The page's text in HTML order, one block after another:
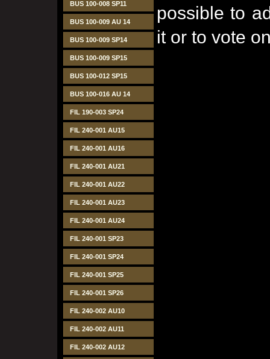
BUS 100-008 SP11
BUS 100-009 AU 14
BUS 100-009 SP14
BUS 100-009 SP15
BUS 100-012 SP15
BUS 100-016 AU 14
FIL 190-003 SP24
FIL 240-001 AU15
FIL 240-001 AU16
FIL 240-001 AU21
FIL 240-001 AU22
FIL 240-001 AU23
FIL 240-001 AU24
FIL 240-001 SP23
FIL 240-001 SP24
FIL 240-001 SP25
FIL 240-001 SP26
FIL 240-002 AU10
FIL 240-002 AU11
FIL 240-002 AU12
possible to
it or to vote